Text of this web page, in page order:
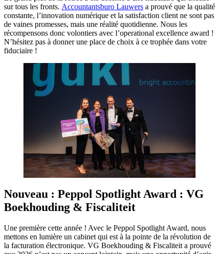
sur tous les fronts. Accountantsburo Lauwers a prouvé que la qualité
constante, l’innovation numérique et la satisfaction client ne sont pas
de vaines promesses, mais une réalité quotidienne. Nous les
récompensons donc volontiers avec l’operational excellence award !
N’hésitez pas à donner une place de choix à ce trophée dans votre
fiduciaire !
Nouveau : Peppol Spotlight Award : VG
Boekhouding & Fiscaliteit
Une première cette année ! Avec le Peppol Spotlight Award, nous
mettons en lumière un cabinet qui est à la pointe de la révolution de
la facturation électronique. VG Boekhouding & Fiscaliteit a prouvé